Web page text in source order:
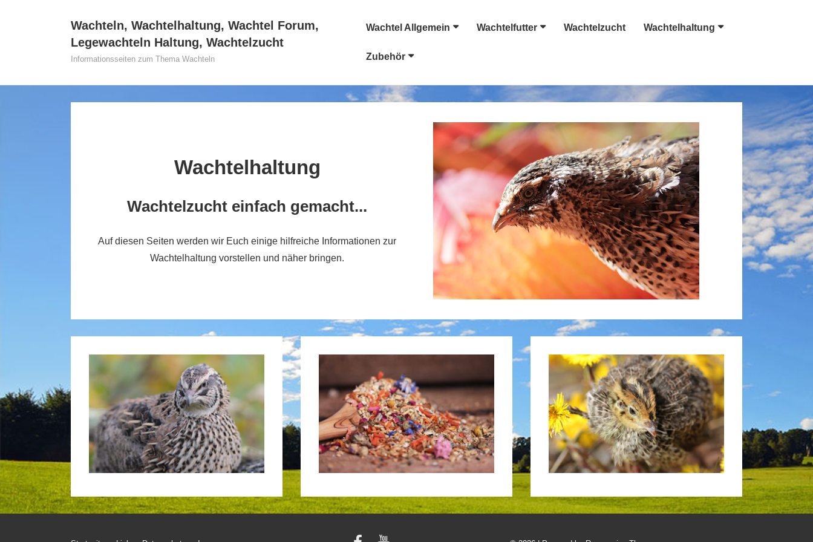
Wachteln, Wachtelhaltung, Wachtel Forum,
Legewachteln Haltung, Wachtelzucht
Informationsseiten zum Thema Wachteln
Main
Wachtel Allgemein Wachtelfutter Wachtelzucht Wachtelhaltung
Zubehör
Wachtelhaltung
Wachtelzucht einfach gemacht...
Auf diesen Seiten werden wir Euch einige hilfreiche Informationen zur
Wachtelhaltung vorstellen und näher bringen.